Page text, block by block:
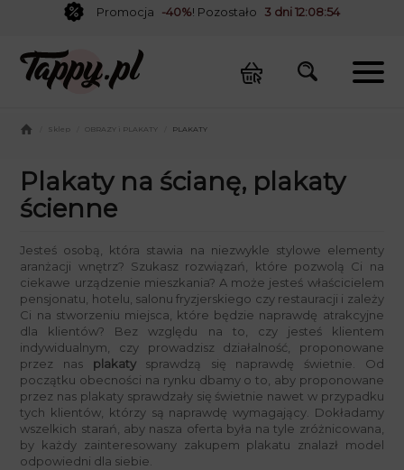
Promocja -40%! Pozostało 3 dni 12:08:53
Sklep OBRAZY i PLAKATY PLAKATY
Plakaty na ścianę, plakaty
ścienne
Jesteś osobą, która stawia na niezwykle stylowe elementy
aranżacji wnętrz? Szukasz rozwiązań, które pozwolą Ci na
ciekawe urządzenie mieszkania? A może jesteś właścicielem
pensjonatu, hotelu, salonu fryzjerskiego czy restauracji i zależy
Ci na stworzeniu miejsca, które będzie naprawdę atrakcyjne
dla klientów? Bez względu na to, czy jesteś klientem
indywidualnym, czy prowadzisz działalność, proponowane
przez nas plakatysprawdzą się naprawdę świetnie. Od
początku obecności na rynku dbamy o to, aby proponowane
przez nas plakaty sprawdzały się świetnie nawet w przypadku
tych klientów, którzy są naprawdę wymagający. Dokładamy
wszelkich starań, aby nasza oferta była na tyle zróżnicowana,
by każdy zainteresowany zakupem plakatu znalazł model
odpowiedni dla siebie.